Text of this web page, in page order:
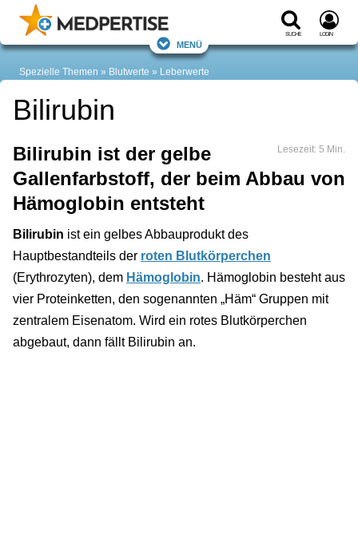
Suche Login
Menü
Spezielle Themen Blutwerte Leberwerte
Bilirubin
Lesezeit: 5 Min.
Bilirubin ist der gelbe
Gallenfarbstoff, der beim Abbau von
Hämoglobin entsteht
Bilirubin ist ein gelbes Abbauprodukt des
Hauptbestandteils der roten Blutkörperchen
(Erythrozyten), dem Hämoglobin. Hämoglobin besteht aus
vier Proteinketten, den sogenannten „Häm“ Gruppen mit
zentralem Eisenatom. Wird ein rotes Blutkörperchen
abgebaut, dann fällt Bilirubin an.